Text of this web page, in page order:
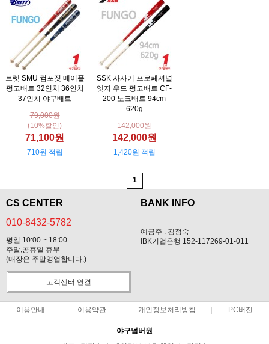
브렛 SMU 컴포짓 메이플
펑고배트 32인치 36인치
37인치 야구배트
79,000원
(10%할인)
71,100원
710원 적립
SSK 사사키 프로페셔널
엣지 우드 펑고배트 CF-
200 노크배트 94cm
620g
142,000원
142,000원
1,420원 적립
1
CS CENTER
010-8432-5782
평일 10:00 ~ 18:00
주말,공휴일 휴무
(매장은 주말영업합니다.)
BANK INFO
예금주 : 김정숙
IBK기업은행 152-117269-01-011
고객센터 연결
이용안내 이용약관 개인정보처리방침 PC버전
야구넘버원